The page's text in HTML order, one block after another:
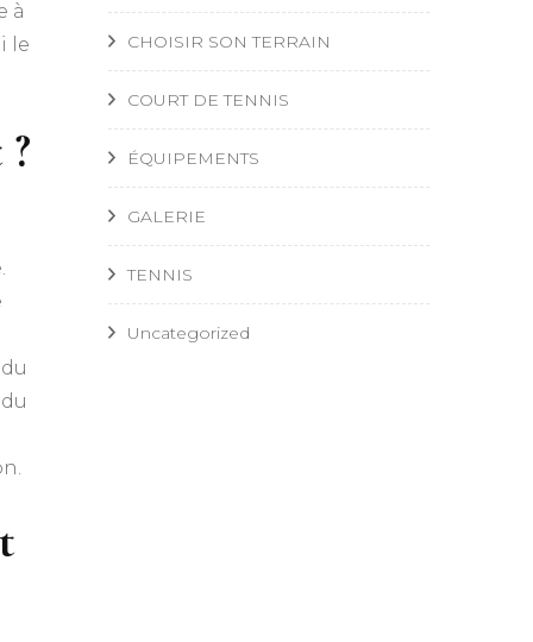
à
le
CHOISIR SON TERRAIN
COURT DE TENNIS
ÉQUIPEMENTS
GALERIE
TENNIS
Uncategorized